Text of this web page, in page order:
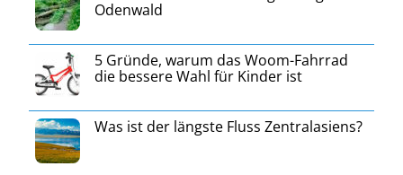
Odenwald
5 Gründe, warum das Woom-Fahrrad
die bessere Wahl für Kinder ist
Was ist der längste Fluss Zentralasiens?